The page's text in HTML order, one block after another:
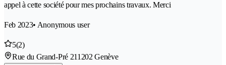
appel à cette société pour mes prochains travaux. Merci
Feb 2023• Anonymous user
5(2)
Rue du Grand-Pré 211202 Genève